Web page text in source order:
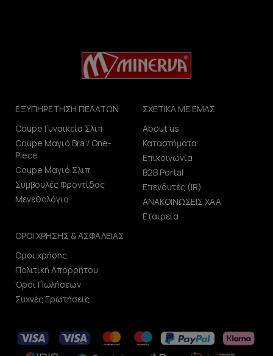
ΕΞΥΠΗΡΕΤΗΣΗ ΠΕΛΑΤΩΝ
Coupe Γυναικεία Σλιπ
Coupe Μαγιό Bra / One-
Piece
Coupe Μαγιό Σλιπ
Συμβουλές Φροντίδας
Μεγεθολόγιο
ΣΧΕΤΙΚΑ ΜΕ ΕΜΑΣ
About us
Καταστήματα
Επικοινωνία
B2B Portal
Επενδυτές (IR)
ΑΝΑΚΟΙΝΩΣΕΙΣ ΧΑΑ
Εταιρεία
ΟΡΟΙ ΧΡΗΣΗΣ & ΑΣΦΑΛΕΙΑΣ
Οροι χρήσης
Πολιτική Απορρήτου
Όροι Πωλήσεων
Συχνές Ερωτήσεις